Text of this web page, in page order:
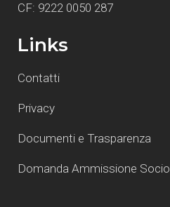
CF: 9222 0050 287
Links
Contatti
Privacy
Documenti e Trasparenza
Domanda Ammissione Socio